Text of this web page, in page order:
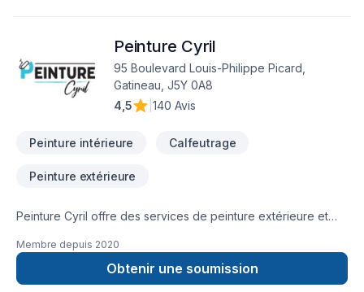
Peinture Cyril
95 Boulevard Louis-Philippe Picard,
Gatineau, J5Y 0A8
4,5
140 Avis
Peinture intérieure Calfeutrage
Peinture extérieure
Peinture Cyril offre des services de peinture extérieure et
résidentiel, commercial ou même industriel, notre équipe de
peintres chevronnés est formée pour livrer un résultat qui
dépasse vos attentes.
Membre depuis 2020
Obtenir une soumission